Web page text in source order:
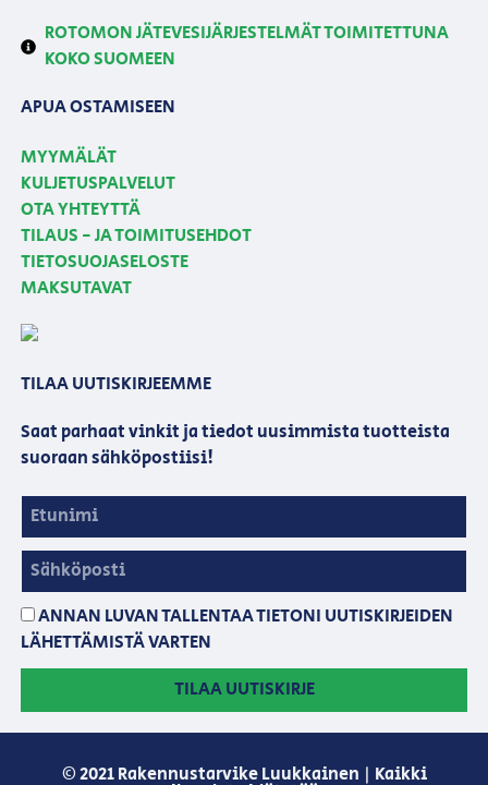
ROTOMON JÄTEVESIJÄRJESTELMÄT TOIMITETTUNA
KOKO SUOMEEN
APUA OSTAMISEEN
MYYMÄLÄT
KULJETUSPALVELUT
OTA YHTEYTTÄ
TILAUS - JA TOIMITUSEHDOT
TIETOSUOJASELOSTE
MAKSUTAVAT
TILAA UUTISKIRJEEMME
Saat parhaat vinkit ja tiedot uusimmista tuotteista
suoraan sähköpostiisi!
ANNAN LUVAN TALLENTAA TIETONI UUTISKIRJEIDEN
LÄHETTÄMISTÄ VARTEN
TILAA UUTISKIRJE
© 2021 Rakennustarvike Luukkainen | Kaikki